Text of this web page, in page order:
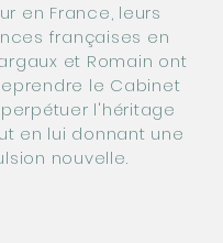
en France, leurs
françaises en
et Romain ont
le Cabinet
l'héritage
en lui donnant une
nouvelle.